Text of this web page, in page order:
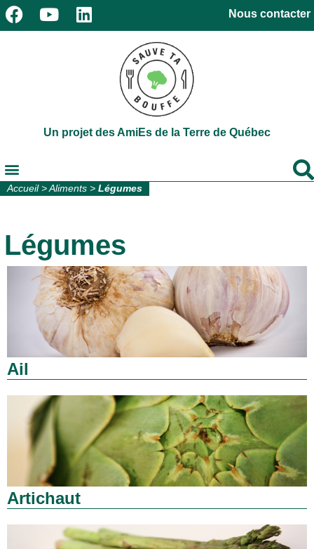
Nous contacter
Un projet des AmiEs de la Terre de Québec
Accueil> Aliments > Légumes
Légumes
Ail
Artichaut